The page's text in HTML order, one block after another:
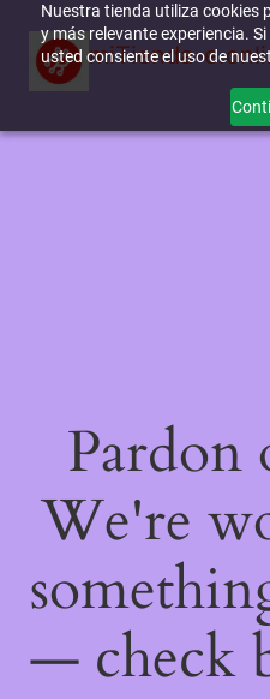
Nuestra tienda utiliza cookies
y más relevante experiencia.
usted consiente el uso de
miTienda-
Pardon
We're
— check